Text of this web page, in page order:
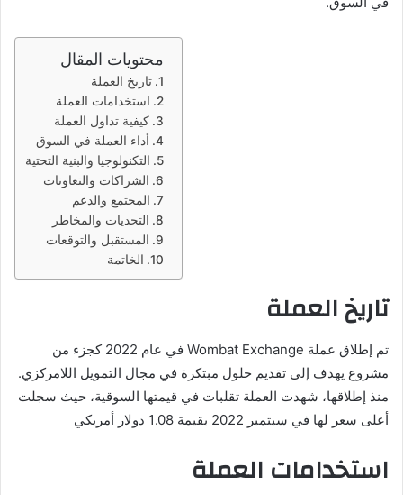
محتويات المقال
تاريخ العملة
استخدامات العملة
كيفية تداول العملة
أداء العملة في السوق
التكنولوجيا والبنية التحتية
الشراكات والتعاونات
المجتمع والدعم
التحديات والمخاطر
المستقبل والتوقعات
الخاتمة
تاريخ العملة
تم إطلاق عملة Wombat Exchange في عام 2022 كجزء من
مشروع يهدف إلى تقديم حلول مبتكرة في مجال التمويل اللامركزي.
منذ إطلاقها، شهدت العملة تقلبات في قيمتها السوقية، حيث سجلت
أعلى سعر لها في سبتمبر 2022 بقيمة 1.08 دولار أمريكي
استخدامات العملة